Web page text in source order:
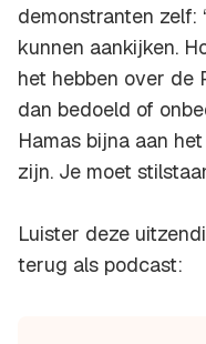
demonstranten zelf:
kunnen aankijken.
het hebben over de
dan bedoeld of
Hamas bijna aan
zijn. Je moet
Luister deze
terug als podcast: